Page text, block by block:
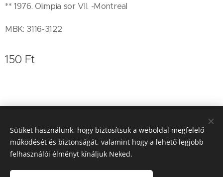
** 1976. Olimpia sor VII. -Montreal
MBK: 3116-3122
150 Ft
Koleszár Zoltán bélyegkereskedő
0620/9364-757 Sütik
Sütiket használunk, hogy biztosítsuk a weboldal megfelelő
működését és biztonságát, valamint hogy a lehető legjobb
felhasználói élményt kínáljuk Neked.